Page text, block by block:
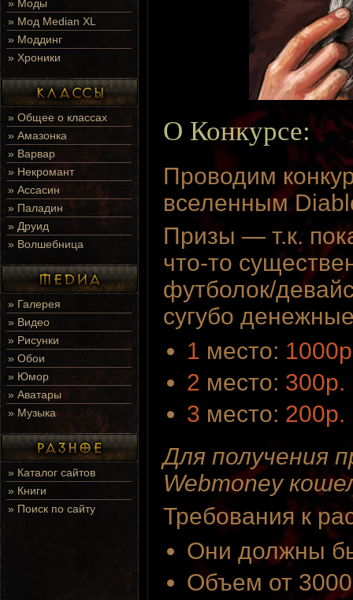
» Моды
» Мод Median XL
» Моддинг
» Хроники
» Общее о классах
» Амазонка
» Варвар
» Некромант
» Ассасин
» Паладин
» Друид
» Волшебница
» Галерея
» Видео
» Рисунки
» Обои
» Юмор
» Аватары
» Музыка
» Каталог сайтов
» Книги
» Поиск по сайту
О Конкурсе:
Проводим
вселенным
Призы — т.к.
что-то
футболок/
сугубо
1 место:
2 место: 300р.
3 место: 200р.
Для получения
Webmoney
Требования к
Они должны
Объем от